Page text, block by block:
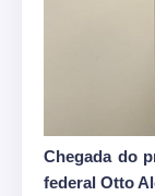
Chegada do
federal Otto